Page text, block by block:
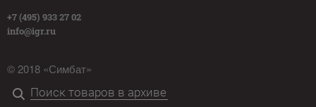
+7 (495) 933 27 02
info@igr.ru
© 2018 «Симбат»